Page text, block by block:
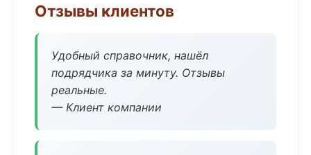
Отзывы клиентов
Удобный справочник, нашёл
подрядчика за минуту. Отзывы
реальные.
— Клиент компании